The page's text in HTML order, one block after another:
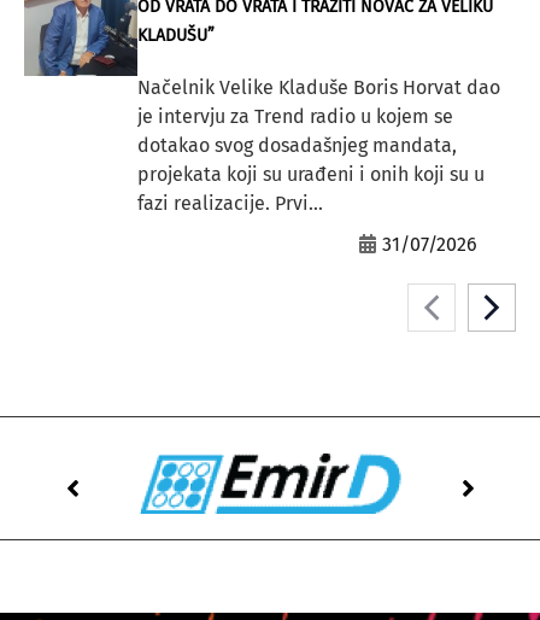
OD VRATA DO VRATA I TRAŽITI NOVAC ZA VELIKU
KLADUŠU”
Načelnik Velike Kladuše Boris Horvat dao
je intervju za Trend radio u kojem se
dotakao svog dosadašnjeg mandata,
projekata koji su urađeni i onih koji su u
fazi realizacije. Prvi...
31/07/2026